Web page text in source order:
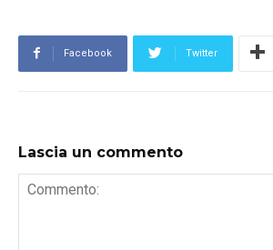
Facebook Twitter
Lascia un commento